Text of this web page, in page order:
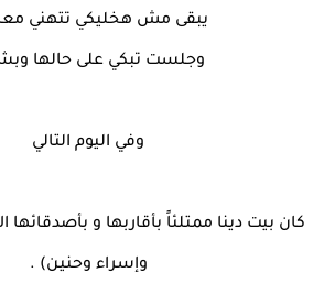
يبقى مش هخليكي تتهني
وجلست تبكي على حالها
وفي اليوم التالي
كان بيت دينا ممتلئاً بأقاربها و بأصدقائها
وإسراء وحنين) .